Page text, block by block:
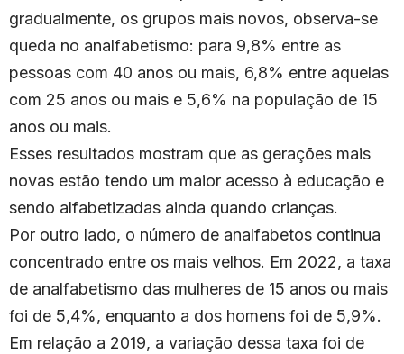
gradualmente, os grupos mais novos, observa-se
queda no analfabetismo: para 9,8% entre as
pessoas com 40 anos ou mais, 6,8% entre aquelas
com 25 anos ou mais e 5,6% na população de 15
anos ou mais.
Esses resultados mostram que as gerações mais
novas estão tendo um maior acesso à educação e
sendo alfabetizadas ainda quando crianças.
Por outro lado, o número de analfabetos continua
concentrado entre os mais velhos. Em 2022, a taxa
de analfabetismo das mulheres de 15 anos ou mais
foi de 5,4%, enquanto a dos homens foi de 5,9%.
Em relação a 2019, a variação dessa taxa foi de